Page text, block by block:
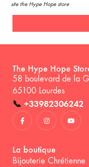
site the Hype Hope store
The Hype Hope
58 boulevard de la
65100 Lourdes
📞 +33982306242
La boutique
Bijouterie Chrétienne